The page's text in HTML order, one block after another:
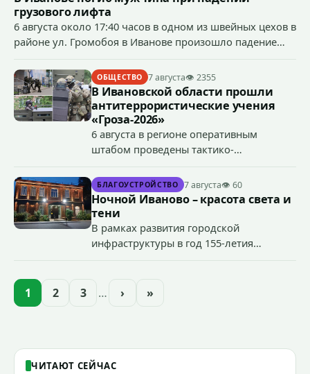
грузового лифта
6 августа около 17:40 часов в одном из швейных цехов в
районе ул. Громобоя в Иванове произошло падение
ОБЩЕСТВО 7 августа👁 2355
В Ивановской области прошли
антитеррористические учения
«Гроза-2026»
6 августа в регионе оперативным
штабом проведены тактико-
террористического акта на объекте
органов государственной власти.
«Гроза-2026».
БЛАГОУСТРОЙСТВО 7 августа👁 60
Ночной Иваново – красота света и
тени
В рамках развития городской
инфраструктуры в год 155-летия
проекта подсветки исторических
1 2 3 … › »
ЧИТАЮТ СЕЙЧАС